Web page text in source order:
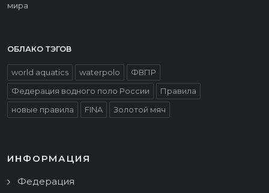
ОБЛАКО ТЭГОВ
world aquatics waterpolo
ФВПР
Федерация водного поло России
Правила
новые правила
FINA Золотой мяч
ИНФОРМАЦИЯ
Федерация